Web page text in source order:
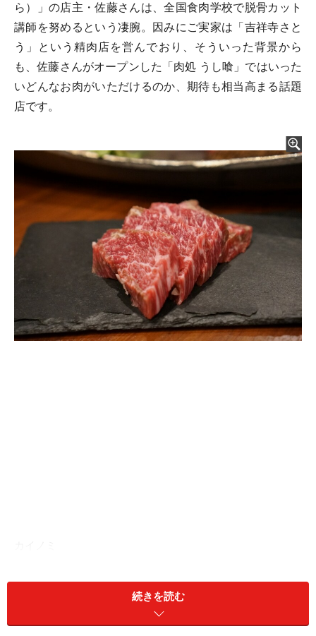
ら）」の店主・佐藤さんは、全国食肉学校で脱骨カット
講師を努めるという凄腕。因みにご実家は「吉祥寺さと
う」という精肉店を営んでおり、そういった背景から
も、佐藤さんがオープンした「肉処 うし喰」ではいった
いどんなお肉がいただけるのか、期待も相当高まる話題
店です。
赤身肉の旨みを引き立てる9種の塩
続きを読む